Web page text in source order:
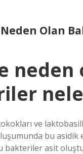
Olan
neden
ve
bu asidik
bakteriler asit